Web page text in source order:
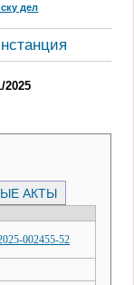
дел
2025
АКТЫ
002455-52